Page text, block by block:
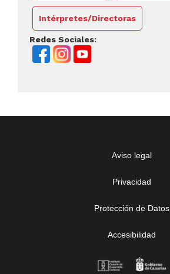
Intérpretes/Directoras
Redes Sociales:
Aviso legal
Privacidad
Protección de Datos
Accesibilidad